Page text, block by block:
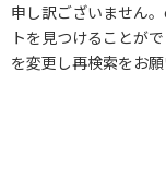
申し訳ございません
トを見つけることが
を変更し再検索をお願